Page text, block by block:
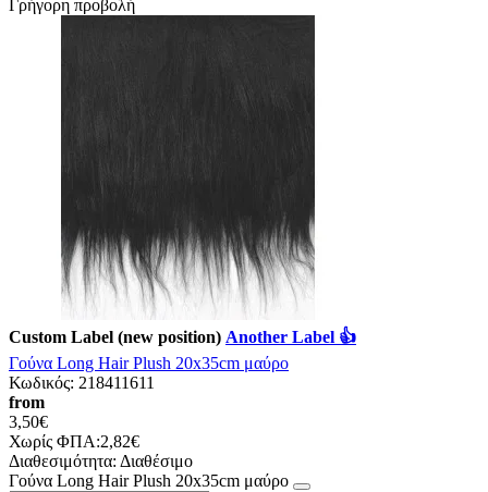
Γρήγορη προβολή
Custom Label (new position) Another Label 👍
Γούνα Long Hair Plush 20x35cm μαύρο
Κωδικός: 218411611
from
3,50€
Χωρίς ΦΠΑ:2,82€
Διαθεσιμότητα: Διαθέσιμο
Γούνα Long Hair Plush 20x35cm μαύρο